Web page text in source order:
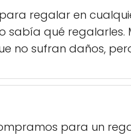
regalar en
sabía qué
no sufran daños,
para un